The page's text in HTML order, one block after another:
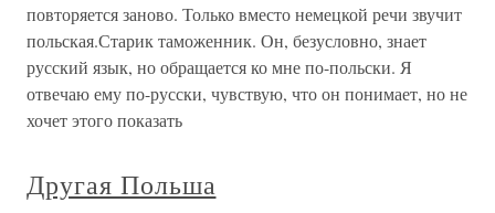
повторяется заново. Только вместо немецкой речи звучит
польская.Старик таможенник. Он, безусловно, знает
русский язык, но обращается ко мне по-польски. Я
отвечаю ему по-русски, чувствую, что он понимает, но не
хочет этого показать
Другая Польша